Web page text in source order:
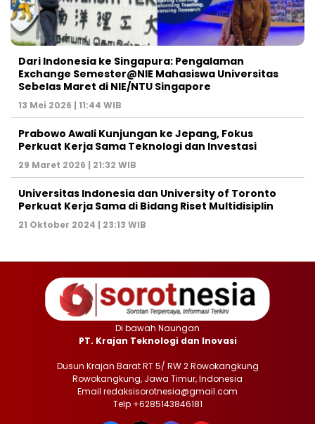
Dari Indonesia ke Singapura: Pengalaman
Exchange Semester@NIE Mahasiswa Universitas
Sebelas Maret di NIE/NTU Singapore
13 Mei 2026 | 11:44 WIB
Prabowo Awali Kunjungan ke Jepang, Fokus
Perkuat Kerja Sama Teknologi dan Investasi
29 Maret 2026 | 21:32 WIB
Universitas Indonesia dan University of Toronto
Perkuat Kerja Sama di Bidang Riset Multidisiplin
21 Oktober 2024 | 23:13 WIB
Di bawah Naungan
PT. Krajan Teknologi dan Inovasi
Dusun Krajan Barat RT 5/ RW 2 Rowokangkung
Rowokangkung, Jawa Timur, Indonesia
Email redaksisorotnesia@gmail.com
Telp +6285143846181